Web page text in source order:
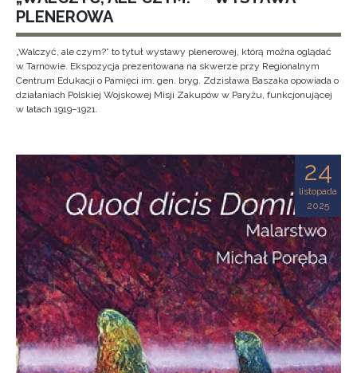
PLENEROWA
„Walczyć, ale czym?” to tytuł wystawy plenerowej, którą można oglądać
w Tarnowie. Ekspozycja prezentowana na skwerze przy Regionalnym
Centrum Edukacji o Pamięci im. gen. bryg. Zdzisława Baszaka opowiada o
działaniach Polskiej Wojskowej Misji Zakupów w Paryżu, funkcjonującej
w latach 1919–1921.
24
listopada
2025